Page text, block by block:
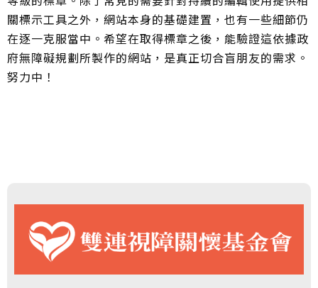
關標示工具之外，網站本身的基礎建置，也有一些細節仍
在逐一克服當中。希望在取得標章之後，能驗證這依據政
府無障礙規劃所製作的網站，是真正切合盲朋友的需求。
努力中！